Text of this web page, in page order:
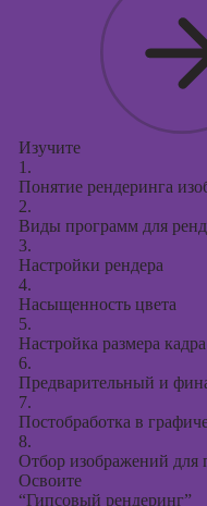
Изучите
1.
Понятие рендеринга
2.
Виды программ для
3.
Настройки рендера
4.
Насыщенность цвета
5.
Настройка размера кадра
6.
Предварительный и
7.
Постобработка в
8.
Отбор изображений для
Освоите
“Гипсовый рендеринг”